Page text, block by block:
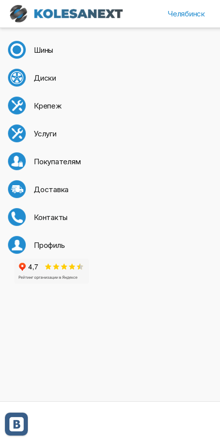
Челябинск
Шины
Диски
Крепеж
Услуги
Покупателям
Доставка
Контакты
Профиль